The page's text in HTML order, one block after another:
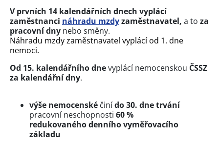
V prvních 14 kalendářních dnech vyplácí
zaměstnanci náhradu mzdyzaměstnavatel, a to za
pracovní dny nebo směny.
Náhradu mzdy zaměstnavatel vyplácí od 1. dne
nemoci.
Od 15. kalendářního dnevyplácí nemocenskou ČSSZ
za kalendářní dny.
výše nemocenské činído 30. dne trvání
pracovní neschopnosti 60 %
redukovaného denního vyměřovacího
základu